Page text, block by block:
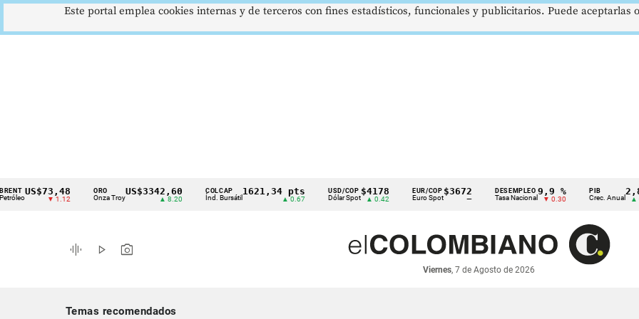
Cintillo
indicadores
económicos
▼ 1.12
ORO
Onza Troy
US$3342,60 COLCAP
Índ. Bursátil
1621,34 pts USD/COP
Dólar Spot
$4178
▲ 0.42
EUR/COP
Euro Spot
$3672
—
DESEMPLEO
Tasa Nacional
9,9 %
▼ 0.30
PIB
Crec. Anual
2,8 %
▲ 0.10
graphic_eq play_arrow photo_camera
Viernes, 7 de Agosto de 2026
Temas recomendados
Este portal emplea cookies internas y de terceros con fines estadísticos, funcionales y publicitarios. Puede aceptarlas